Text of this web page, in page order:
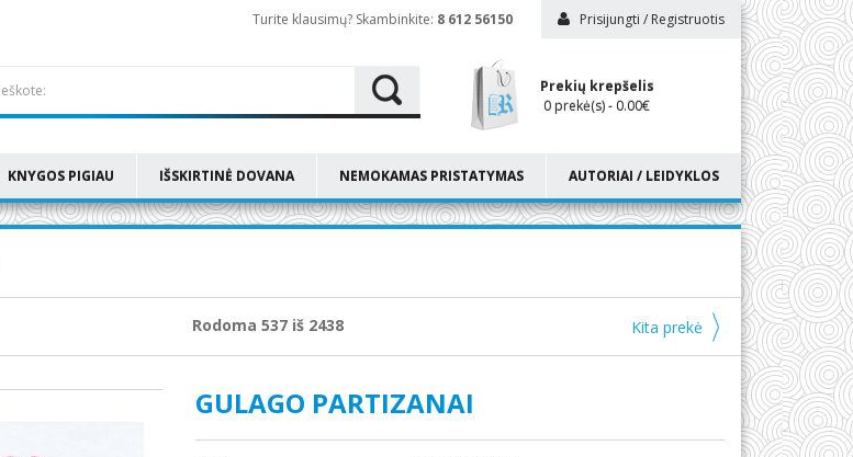
Turite klausimų? Skambinkite: 8 612 56150 Prisijungti / Registruotis
Prekių krepšelis
0 prekė(s) - 0.00€
KNYGOS PIGIAU IŠSKIRTINĖ DOVANA NEMOKAMAS PRISTATYMAS AUTORIAI / LEIDYKLOS
Rodoma 537 iš 2438 Kita prekė
GULAGO PARTIZANAI